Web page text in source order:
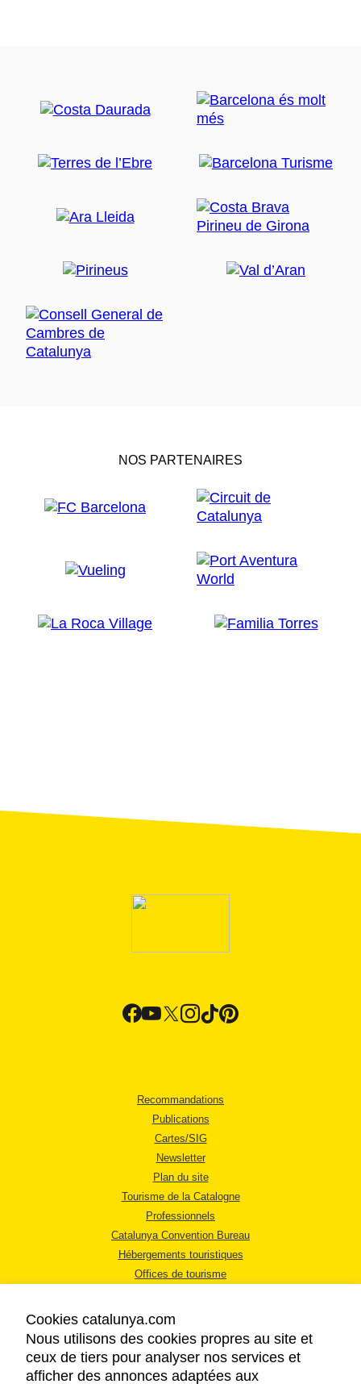
NOS PARTENAIRES
Recommandations
Publications
Cartes/SIG
Newsletter
Plan du site
Tourisme de la Catalogne
Professionnels
Catalunya Convention Bureau
Hébergements touristiques
Offices de tourisme
Cookies catalunya.com
Nous utilisons des cookies propres au site et
ceux de tiers pour analyser nos services et
afficher des annonces adaptées aux